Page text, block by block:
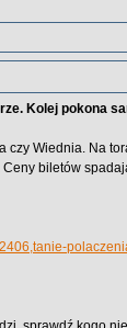
Kolej pokona
Wiednia. Na
biletów